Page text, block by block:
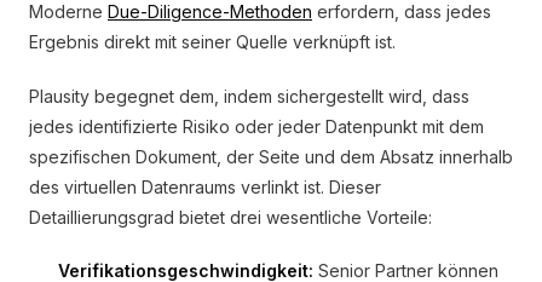
Moderne Due-Diligence-Methoden erfordern, dass jedes
Ergebnis direkt mit seiner Quelle verknüpft ist.
Plausity begegnet dem, indem sichergestellt wird, dass
jedes identifizierte Risiko oder jeder Datenpunkt mit dem
spezifischen Dokument, der Seite und dem Absatz innerhalb
des virtuellen Datenraums verlinkt ist. Dieser
Detaillierungsgrad bietet drei wesentliche Vorteile:
Verifikationsgeschwindigkeit: Senior Partner können